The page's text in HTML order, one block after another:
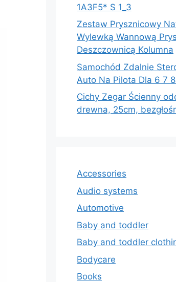
1A3F5* S 1_3
Zestaw Prysznicowy
Wylewką Wannową
Deszczownicą Kolumna
Samochód Zdalnie
Auto Na Pilota Dla 6 7
Cichy Zegar Ścienny
drewna, 25cm,
Accessories
Audio systems
Automotive
Baby and toddler
Baby and toddler
Bodycare
Books